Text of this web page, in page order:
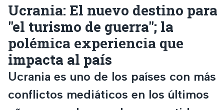
Ucrania: El nuevo destino para
"el turismo de guerra"; la
polémica experiencia que
impacta al país
Ucrania es uno de los países con más
conflictos mediáticos en los últimos